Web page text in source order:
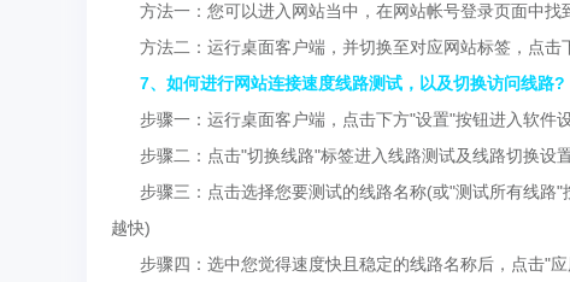
方法一：您可以进入网站当中，在网站帐号登录页面中找
方法二：运行桌面客户端，并切换至对应网站标签，点击
7、如何进行网站连接速度线路测试，以及切换访问线路?
步骤一：运行桌面客户端，点击下方"设置"按钮进入软件
步骤二：点击"切换线路"标签进入线路测试及线路切换设
步骤三：点击选择您要测试的线路名称(或"测试所有线路"
越快)
步骤四：选中您觉得速度快且稳定的线路名称后，点击"应